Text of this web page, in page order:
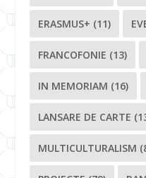
ERASMUS+ (11)
FRANCOFONIE (13)
IN MEMORIAM (16)
LANSARE DE CARTE
MULTICULTURALISM